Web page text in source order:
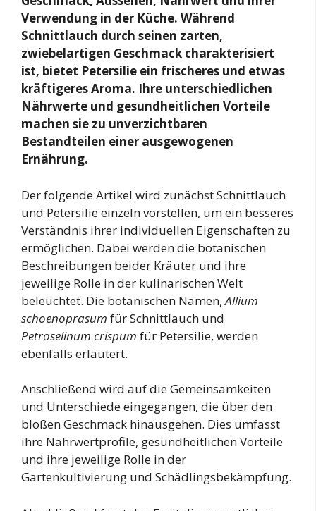
Verwendung in der Küche. Während
Schnittlauch durch seinen zarten,
zwiebelartigen Geschmack charakterisiert
ist, bietet Petersilie ein frischeres und etwas
kräftigeres Aroma. Ihre unterschiedlichen
Nährwerte und gesundheitlichen Vorteile
machen sie zu unverzichtbaren
Bestandteilen einer ausgewogenen
Ernährung.
Der folgende Artikel wird zunächst Schnittlauch
und Petersilie einzeln vorstellen, um ein besseres
Verständnis ihrer individuellen Eigenschaften zu
ermöglichen. Dabei werden die botanischen
Beschreibungen beider Kräuter und ihre
jeweilige Rolle in der kulinarischen Welt
beleuchtet. Die botanischen Namen,Allium
schoenoprasum für Schnittlauch und
Petroselinum crispum für Petersilie, werden
ebenfalls erläutert.
Anschließend wird auf die Gemeinsamkeiten
und Unterschiede eingegangen, die über den
bloßen Geschmack hinausgehen. Dies umfasst
ihre Nährwertprofile, gesundheitlichen Vorteile
und ihre jeweilige Rolle in der
Gartenkultivierung und Schädlingsbekämpfung.